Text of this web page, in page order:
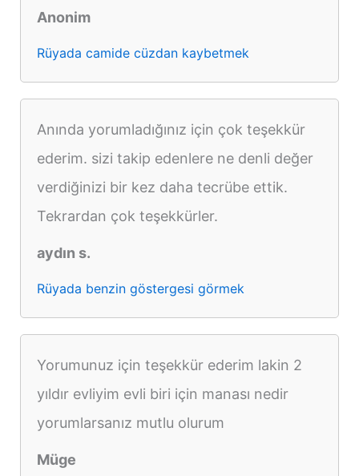
Anonim
Rüyada camide cüzdan kaybetmek
Anında yorumladığınız için çok teşekkür
ederim. sizi takip edenlere ne denli değer
verdiğinizi bir kez daha tecrübe ettik.
Tekrardan çok teşekkürler.
aydın s.
Rüyada benzin göstergesi görmek
Yorumunuz için teşekkür ederim lakin 2
yıldır evliyim evli biri için manası nedir
yorumlarsanız mutlu olurum
Müge